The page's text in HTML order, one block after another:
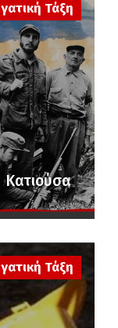
Τάξη
Κατιούσα
Τάξη